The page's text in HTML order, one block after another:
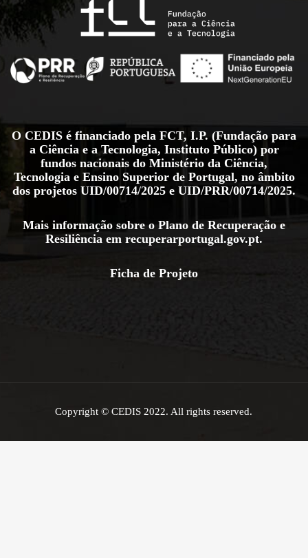
O CEDIS é financiado pela FCT, I.P. (Fundação para
a Ciência e a Tecnologia, Instituto Público) por
fundos nacionais do Ministério da Ciência,
Tecnologia e Ensino Superior de Portugal, no âmbito
dos projetos UID/00714/2025 e UID/PRR/00714/2025.
Mais informação sobre o Plano de Recuperação e
Resiliência em recuperarportugal.gov.pt.
Ficha de Projeto
Copyright © CEDIS 2022. All rights reserved.